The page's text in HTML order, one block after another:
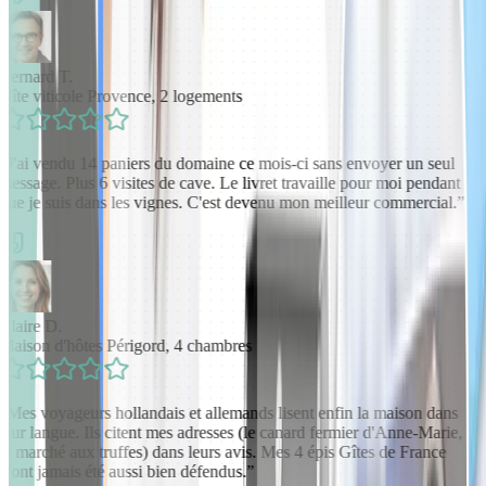
T.
viticole Provence, 2 logements
J'ai vendu 14 paniers du domaine ce mois-ci sans envoyer un seul
Plus 6 visites de cave. Le livret travaille pour moi pendant
je suis dans les vignes. C'est devenu mon meilleur commercial.”
D.
d'hôtes Périgord, 4 chambres
Mes voyageurs hollandais et allemands lisent enfin la maison dans
langue. Ils citent mes adresses (le canard fermier d'Anne-Marie,
marché aux truffes) dans leurs avis. Mes 4 épis Gîtes de France
jamais été aussi bien défendus.”